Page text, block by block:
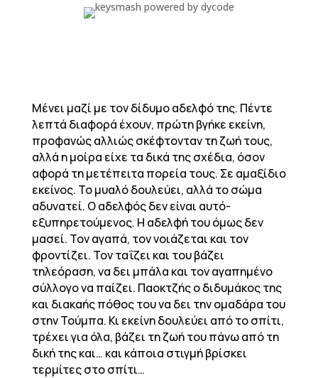
Μένει μαζί με τον δίδυμο αδελφό της. Πέντε
λεπτά διαφορά έχουν, πρώτη βγήκε εκείνη,
προφανώς αλλιώς σκέφτονταν τη ζωή τους,
αλλά η μοίρα είχε τα δικά της σχέδια, όσον
αφορά τη μετέπειτα πορεία τους. Σε αμαξίδιο
εκείνος. Το μυαλό δουλεύει, αλλά το σώμα
αδυνατεί. Ο αδελφός δεν είναι αυτό-
εξυπηρετούμενος. Η αδελφή του όμως δεν
μασεί. Τον αγαπά, τον νοιάζεται και τον
φροντίζει. Τον ταΐζει και του βάζει
τηλεόραση, να δει μπάλα και τον αγαπημένο
σύλλογο να παίζει. Παοκτζής ο διδυμάκος της
και διακαής πόθος του να δει την ομαδάρα του
στην Τούμπα. Κι εκείνη δουλεύει από το σπίτι,
τρέχει για όλα, βάζει τη ζωή του πάνω από τη
δική της και… και κάποια στιγμή βρίσκει
τερμίτες στο σπίτι…